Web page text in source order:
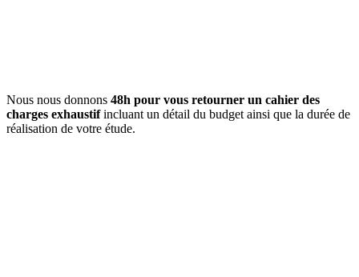
Nous nous donnons 48h pour vous retourner un cahier des
charges exhaustifincluant un détail du budget ainsi que la durée de
réalisation de votre étude.